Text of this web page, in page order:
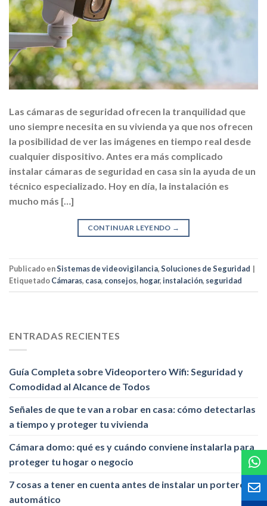
Las cámaras de seguridad ofrecen la tranquilidad que
uno siempre necesita en su vivienda ya que nos ofrecen
la posibilidad de ver las imágenes en tiempo real desde
cualquier dispositivo. Antes era más complicado
instalar cámaras de seguridad en casa sin la ayuda de un
técnico especializado. Hoy en día, la instalación es
mucho más […]
CONTINUAR LEYENDO →
Publicado enSistemas de videovigilancia,Soluciones de Seguridad |
EtiquetadoCámaras, casa, consejos, hogar,instalación, seguridad
ENTRADAS RECIENTES
Guía Completa sobre Videoportero Wifi: Seguridad y
Comodidad al Alcance de Todos
Señales de que te van a robar en casa: cómo detectarlas
a tiempo y proteger tu vivienda
Cámara domo: qué es y cuándo conviene instalarla para
proteger tu hogar o negocio
7 cosas a tener en cuenta antes de instalar un portero
automático